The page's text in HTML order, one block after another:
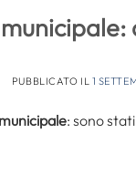
PUBBLICATO IL 1
: sono